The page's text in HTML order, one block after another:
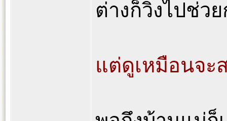
ต่างก็วิ่งไปช่ว
แต่ดูเหมือนจะ